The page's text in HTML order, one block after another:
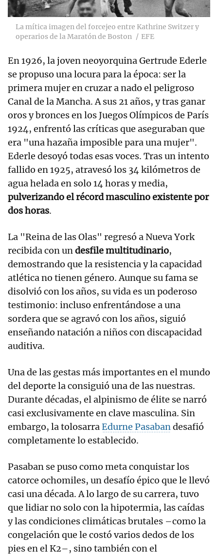
La mítica imagen del forcejeo entre Kathrine Switzer y
operarios de la Maratón de Boston
EFE
En 1926, la joven neoyorquina Gertrude Ederle
se propuso una locura para la época: ser la
primera mujer en cruzar a nado el peligroso
Canal de la Mancha. A sus 21 años, y tras ganar
oros y bronces en los Juegos Olímpicos de París
1924, enfrentó las críticas que aseguraban que
era "una hazaña imposible para una mujer".
Ederle desoyó todas esas voces. Tras un intento
fallido en 1925, atravesó los 34 kilómetros de
agua helada en solo 14 horas y media,
pulverizando el récord masculino existente por
dos horas.
La "Reina de las Olas" regresó a Nueva York
recibida con undesfile multitudinario,
demostrando que la resistencia y la capacidad
atlética no tienen género. Aunque su fama se
disolvió con los años, su vida es un poderoso
testimonio: incluso enfrentándose a una
sordera que se agravó con los años, siguió
enseñando natación a niños con discapacidad
auditiva.
Una de las gestas más importantes en el mundo
del deporte la consiguió una de las nuestras.
Durante décadas, el alpinismo de élite se narró
casi exclusivamente en clave masculina. Sin
embargo, la tolosarraEdurne Pasabandesafió
completamente lo establecido.
Pasaban se puso como meta conquistar los
catorce ochomiles, un desafío épico que le llevó
casi una década. A lo largo de su carrera, tuvo
que lidiar no solo con la hipotermia, las caídas
y las condiciones climáticas brutales –como la
congelación que le costó varios dedos de los
pies en el K2–, sino también con el